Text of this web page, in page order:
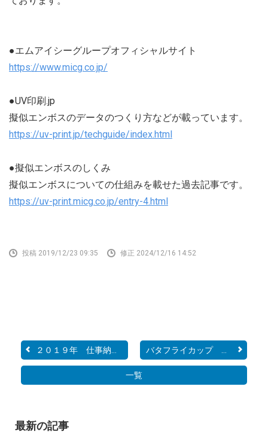
●エムアイシーグループオフィシャルサイト
https://www.micg.co.jp/
●UV印刷.jp
擬似エンボスのデータのつくり方などが載っています。
https://uv-print.jp/techguide/index.html
●擬似エンボスのしくみ
擬似エンボスについての仕組みを載せた過去記事です。
https://uv-print.micg.co.jp/entry-4.html
投稿 2019/12/23 09:35 修正 2024/12/16 14:52
２０１９年 仕事納めです バタフライカップ その２...
一覧
最新の記事